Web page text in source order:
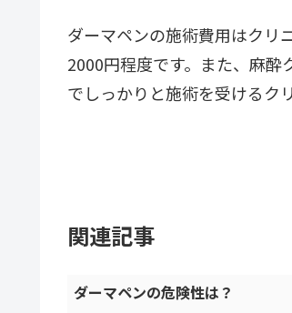
ダーマペンの施術費用はクリ
2000円程度です。また、麻
でしっかりと施術を受けるク
関連記事
ダーマペンの危険性は？